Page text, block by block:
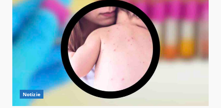
Notizie